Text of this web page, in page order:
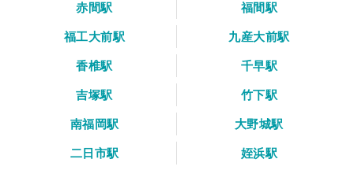
赤間駅
福間駅
福工大前駅
九産大前駅
香椎駅
千早駅
吉塚駅
竹下駅
南福岡駅
大野城駅
二日市駅
姪浜駅